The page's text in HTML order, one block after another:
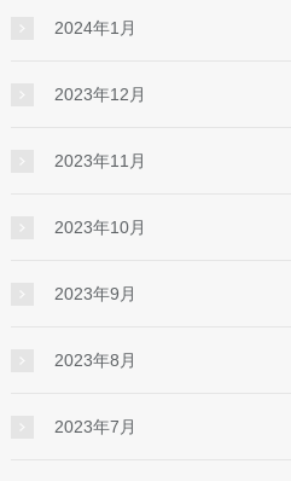
2024年1月
2023年12月
2023年11月
2023年10月
2023年9月
2023年8月
2023年7月